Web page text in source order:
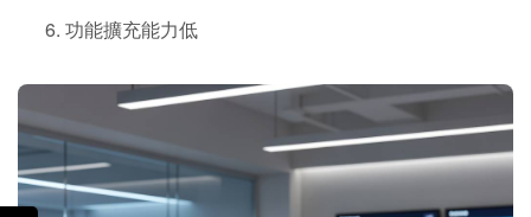
功能擴充能力低